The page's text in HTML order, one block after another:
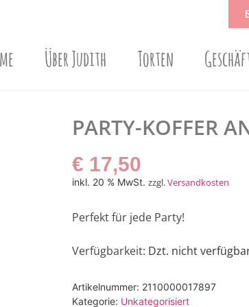
Über Judith Torten
PARTY-KOFFER
€ 17,50
inkl. 20 % MwSt. zzgl.Versandkosten
Perfekt für jede Party!
Verfügbarkeit: Dzt. nicht
Artikelnummer: 2110000017897
Kategorie: Unkategorisiert